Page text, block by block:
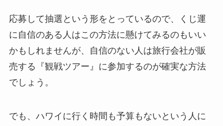
応募して抽選という形をとっているので、くじ運
に自信のある人はこの方法に懸けてみるのもいい
かもしれませんが、自信のない人は旅行会社が販
売する『観戦ツアー』に参加するのが確実な方法
でしょう。
でも、ハワイに行く時間も予算もないという人に